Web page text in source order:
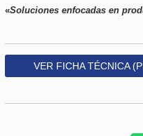
«Soluciones enfocadas en
VER FICHA TÉCNICA